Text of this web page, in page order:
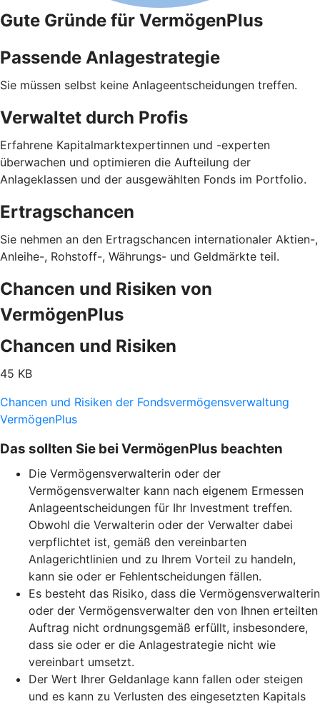
Gute Gründe für VermögenPlus
Passende Anlagestrategie
Sie müssen selbst keine Anlageentscheidungen treffen.
Verwaltet durch Profis
Erfahrene Kapitalmarktexpertinnen und -experten
überwachen und optimieren die Aufteilung der
Anlageklassen und der ausgewählten Fonds im Portfolio.
Ertragschancen
Sie nehmen an den Ertragschancen internationaler Aktien-,
Anleihe-, Rohstoff-, Währungs- und Geldmärkte teil.
Chancen und Risiken von
VermögenPlus
Chancen und Risiken
45 KB
Chancen und Risiken der Fondsvermögensverwaltung
VermögenPlus
Das sollten Sie bei VermögenPlus beachten
Die Vermögensverwalterin oder der
Vermögensverwalter kann nach eigenem Ermessen
Anlageentscheidungen für Ihr Investment treffen.
Obwohl die Verwalterin oder der Verwalter dabei
verpflichtet ist, gemäß den vereinbarten
Anlagerichtlinien und zu Ihrem Vorteil zu handeln,
kann sie oder er Fehlentscheidungen fällen.
Es besteht das Risiko, dass die Vermögensverwalterin
oder der Vermögensverwalter den von Ihnen erteilten
Auftrag nicht ordnungsgemäß erfüllt, insbesondere,
dass sie oder er die Anlagestrategie nicht wie
vereinbart umsetzt.
Der Wert Ihrer Geldanlage kann fallen oder steigen
und es kann zu Verlusten des eingesetzten Kapitals